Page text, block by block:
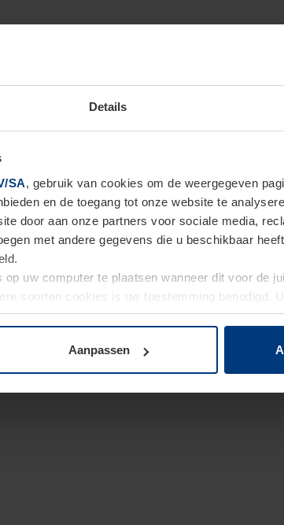
Details
SA, gebruik van cookies om de weergegeven
en de toegang tot onze website te
door aan onze partners voor sociale media,
met andere gegevens die u beschikbaar
uw computer te plaatsen wanneer dit voor de
soorten cookies is uw toestemming benodigd.
Privacyverklaringop onze website wijzigen
Aanpassen